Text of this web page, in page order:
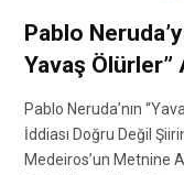
Pablo
Yavaş Ölürler”
Pablo Neruda’nın
İddiası Doğru Değil
Medeiros’un Metnine